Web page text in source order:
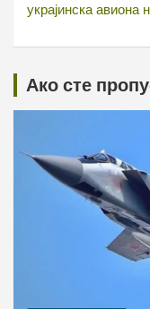
украјинска авиона
Ако сте